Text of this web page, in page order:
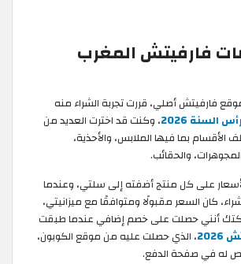
فارفيتش المغرب
فارفيتش أصلي، قررت تجربة الشراء منه
السنة 2026
، وكنت قد اخترت العديد من
الأقسام بما فيها الملابس، والأحذية،
والحقائب.
على كل منتج أضفته إلى سلتي، وعندما
كان السعر مقبولًا ومتوافقًا مع ميزانيتي،
أنني حصلت على خصم إضافي عندما طبقت
، الذي حصلت عليه من موقع الكوبون،
له في صفحة الدفع.